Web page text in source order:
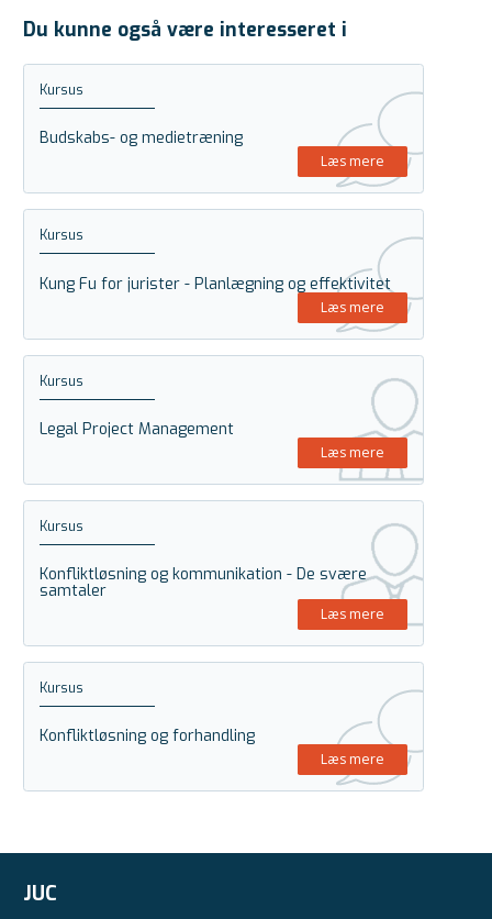
Du kunne også være interesseret i
Kursus
Budskabs- og medietræning
Læs mere
Kursus
Kung Fu for jurister - Planlægning og effektivitet
Læs mere
Kursus
Legal Project Management
Læs mere
Kursus
Konfliktløsning og kommunikation - De svære
samtaler
Læs mere
Kursus
Konfliktløsning og forhandling
Læs mere
JUC